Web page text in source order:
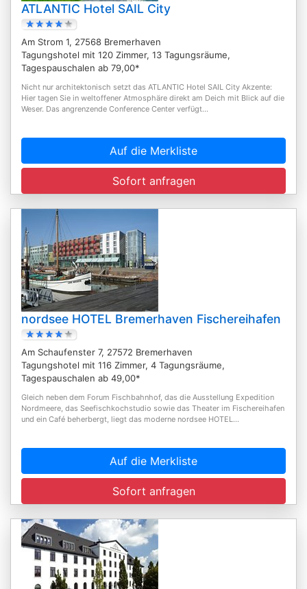
ATLANTIC Hotel SAIL City
Am Strom 1, 27568 Bremerhaven
Tagungshotel mit 120 Zimmer, 13 Tagungsräume,
Tagespauschalen ab 79,00*
Nicht nur architektonisch setzt das ATLANTIC Hotel SAIL City Akzente:
Hier tagen Sie in weltoffener Atmosphäre direkt am Deich mit Blick auf die
Weser. Das angrenzende Conference Center verfügt...
Auf die Merkliste
Sofort anfragen
nordsee HOTEL Bremerhaven Fischereihafen
Am Schaufenster 7, 27572 Bremerhaven
Tagungshotel mit 116 Zimmer, 4 Tagungsräume,
Tagespauschalen ab 49,00*
Gleich neben dem Forum Fischbahnhof, das die Ausstellung Expedition
Nordmeere, das Seefischkochstudio sowie das Theater im Fischereihafen
und ein Café beherbergt, liegt das moderne nordsee HOTEL...
Auf die Merkliste
Sofort anfragen